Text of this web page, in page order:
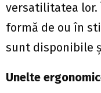
versatilitatea lor.
formă de ou în
sunt disponibile
Unelte